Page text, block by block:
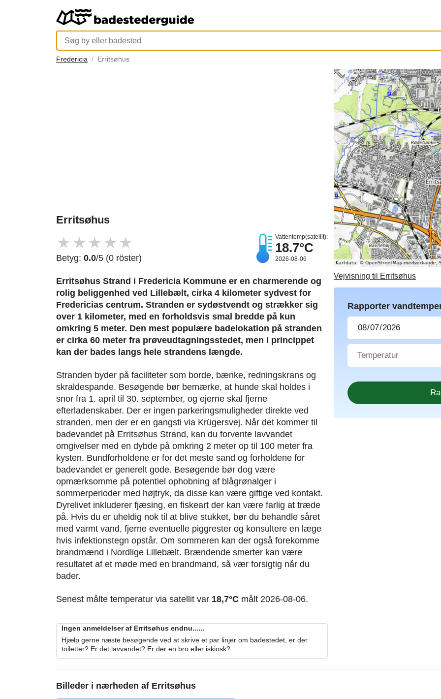
Fredericia Erritsøhus
Erritsøhus
★ ★ ★ ★ ★
Betyg: 0.0/5 (0 röster)
Vattentemp(satellit):
18.7°C
2026-08-06
Erritsøhus Strand i Fredericia Kommune er en charmerende og
rolig beliggenhed ved Lillebælt, cirka 4 kilometer sydvest for
Fredericias centrum. Stranden er sydøstvendt og strækker sig
over 1 kilometer, med en forholdsvis smal bredde på kun
omkring 5 meter. Den mest populære badelokation på stranden
er cirka 60 meter fra prøveudtagningsstedet, men i princippet
kan der bades langs hele strandens længde.
Stranden byder på faciliteter som borde, bænke, redningskrans og
skraldespande. Besøgende bør bemærke, at hunde skal holdes i
snor fra 1. april til 30. september, og ejerne skal fjerne
efterladenskaber. Der er ingen parkeringsmuligheder direkte ved
stranden, men der er en gangsti via Krügersvej. Når det kommer til
badevandet på Erritsøhus Strand, kan du forvente lavvandet
omgivelser med en dybde på omkring 2 meter op til 100 meter fra
kysten. Bundforholdene er for det meste sand og forholdene for
badevandet er generelt gode. Besøgende bør dog være
opmærksomme på potentiel ophobning af blågrønalger i
sommerperioder med højtryk, da disse kan være giftige ved kontakt.
Dyrelivet inkluderer fjæsing, en fiskeart der kan være farlig at træde
på. Hvis du er uheldig nok til at blive stukket, bør du behandle såret
med varmt vand, fjerne eventuelle piggrester og konsultere en læge
hvis infektionstegn opstår. Om sommeren kan der også forekomme
brandmænd i Nordlige Lillebælt. Brændende smerter kan være
resultatet af et møde med en brandmand, så vær forsigtig når du
bader.
Senest målte temperatur via satellit var 18,7°C målt 2026-08-06.
Ingen anmeldelser af Erritsøhus endnu......
Hjælp gerne næste besøgende ved at skrive et par linjer om badestedet, er der
toiletter? Er det lavvandet? Er der en bro eller iskiosk?
Vejvisning til Erritsøhus
Rapporter
Billeder i nærheden af Erritsøhus